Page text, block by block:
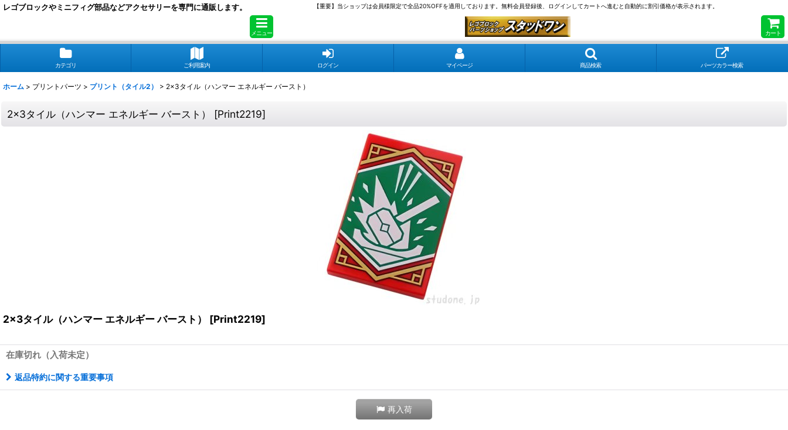
レゴブロックやミニフィグ部品などアクセサリーを専門に通販します。 【重要】当ショップは会員様限定で全品20%OFFを適用しております。無料会員登録後、ログインしてカートへ進むと自動的に割引価格が表示されます。
メニュー カート
カテゴリ ご利用案内 ログイン マイページ 商品検索 パーツカラー検索
ホーム > プリントパーツ > プリント（タイル2） > 2x3タイル（ハンマー エネルギー バースト）
2x3タイル（ハンマー エネルギー バースト） [Print2219]
2x3タイル（ハンマー エネルギー バースト） [Print2219]
在庫切れ（入荷未定）
返品特約に関する重要事項
再入荷